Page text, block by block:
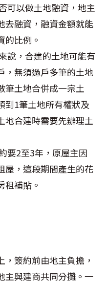
可以做土地融資，地主
去融資，融資金額就能
的比例。
說，合建的土地可能有
，無須過戶多筆的土地
筆土地合併成一宗土
到1筆土地所有權狀及
地合建時需要先辦理土
要2至3年，原屋主因
屋，這段期間產生的花
租補貼。
簽約前由地主負擔，
主與建商共同分攤。一